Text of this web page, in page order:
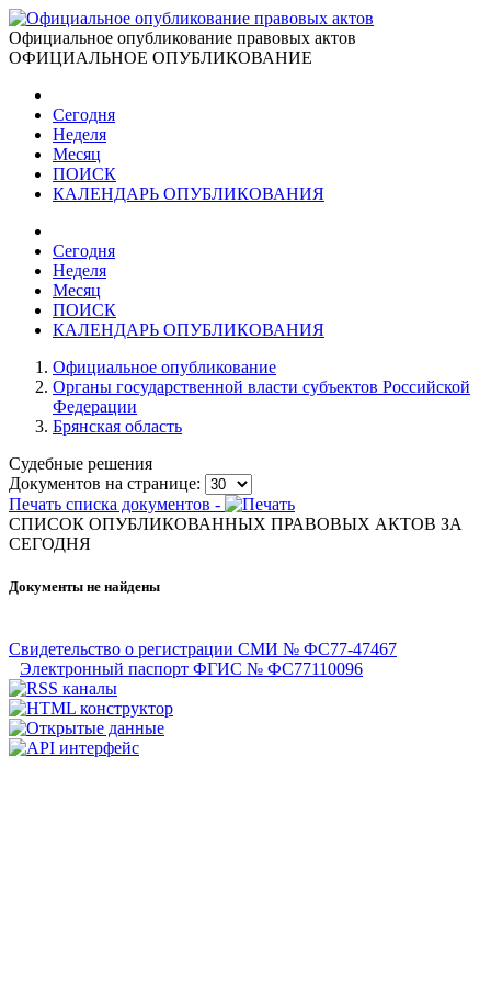
Официальное опубликование правовых актов
ОФИЦИАЛЬНОЕ ОПУБЛИКОВАНИЕ
Сегодня
Неделя
Месяц
ПОИСК
КАЛЕНДАРЬ ОПУБЛИКОВАНИЯ
Сегодня
Неделя
Месяц
ПОИСК
КАЛЕНДАРЬ ОПУБЛИКОВАНИЯ
Официальное опубликование
Органы государственной власти субъектов Российской
Федерации
Брянская область
Судебные решения
Документов на странице:
Печать списка документов -
СПИСОК ОПУБЛИКОВАННЫХ ПРАВОВЫХ АКТОВ ЗА
CЕГОДНЯ
Документы не найдены
Свидетельство о регистрации СМИ № ФС77-47467
Электронный паспорт ФГИС № ФС77110096